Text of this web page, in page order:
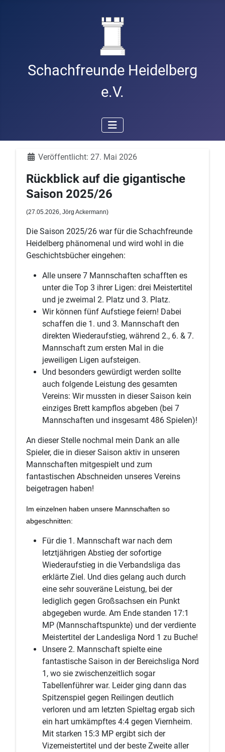
Schachfreunde Heidelberg
e.V.
DetailsVeröffentlicht: 27. Mai 2026
Rückblick auf die gigantische
Saison 2025/26
(27 .05.2026, Jörg Ackermann)
Die Saison 2025/26 war für die Schachfreunde
Heidelberg phänomenal und wird wohl in die
Geschichtsbücher eingehen:
Alle unsere 7 Mannschaften schafften es
unter die Top 3 ihrer Ligen: drei Meistertitel
und je zweimal 2. Platz und 3. Platz.
Wir können fünf Aufstiege feiern! Dabei
schaffen die 1. und 3. Mannschaft den
direkten Wiederaufstieg, während 2., 6. & 7.
Mannschaft zum ersten Mal in die
jeweiligen Ligen aufsteigen.
Und besonders gewürdigt werden sollte
auch folgende Leistung des gesamten
Vereins: Wir mussten in dieser Saison kein
einziges Brett kampflos abgeben (bei 7
Mannschaften und insgesamt 486 Spielen)!
An dieser Stelle nochmal mein Dank an alle
Spieler, die in dieser Saison aktiv in unseren
Mannschaften mitgespielt und zum
fantastischen Abschneiden unseres Vereins
beigetragen haben!
Im einzelnen haben unsere Mannschaften so
abgeschnitten:
Für die 1. Mannschaft war nach dem
letztjährigen Abstieg der sofortige
Wiederaufstieg in die Verbandsliga das
erklärte Ziel. Und dies gelang auch durch
eine sehr souveräne Leistung, bei der
lediglich gegen Großsachsen ein Punkt
abgegeben wurde. Am Ende standen 17:1
MP (Mannschaftspunkte) und der verdiente
Meistertitel der Landesliga Nord 1 zu Buche!
Unsere 2. Mannschaft spielte eine
fantastische Saison in der Bereichsliga Nord
1, wo sie zwischenzeitlich sogar
Tabellenführer war. Leider ging dann das
Spitzenspiel gegen Reilingen deutlich
verloren und am letzten Spieltag ergab sich
ein hart umkämpftes 4:4 gegen Viernheim.
Mit starken 15:3 MP ergibt sich der
Vizemeistertitel und der beste Zweite aller